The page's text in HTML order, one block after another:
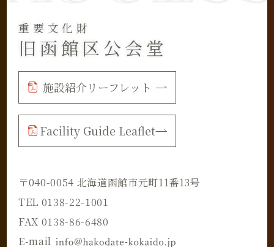
重要文化財
旧函館区公会堂
施設紹介リーフレット
Facility Guide Leaflet
〒040-0054 北海道函館市元町11番13号
TEL 0138-22-1001
FAX 0138-86-6480
E-mail